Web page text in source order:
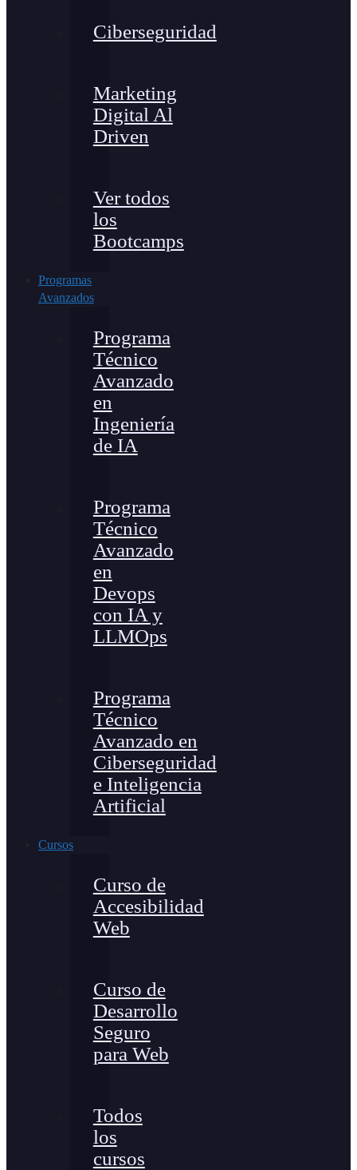
Ciberseguridad
Marketing
Digital Al
Driven
Ver todos
los
Bootcamps
Programas
Avanzados
Programa
Técnico
Avanzado
en
Ingeniería
de IA
Programa
Técnico
Avanzado
en
Devops
con IA y
LLMOps
Programa
Técnico
Avanzado en
Ciberseguridad
e Inteligencia
Artificial
Cursos
Curso de
Accesibilidad
Web
Curso de
Desarrollo
Seguro
para Web
Todos
los
cursos